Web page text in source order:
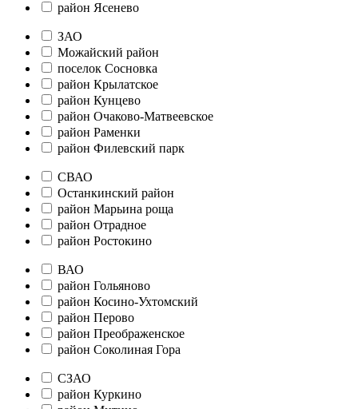
район Ясенево
ЗАО
Можайский район
поселок Сосновка
район Крылатское
район Кунцево
район Очаково-Матвеевское
район Раменки
район Филевский парк
СВАО
Останкинский район
район Марьина роща
район Отрадное
район Ростокино
ВАО
район Гольяново
район Косино-Ухтомский
район Перово
район Преображенское
район Соколиная Гора
СЗАО
район Куркино